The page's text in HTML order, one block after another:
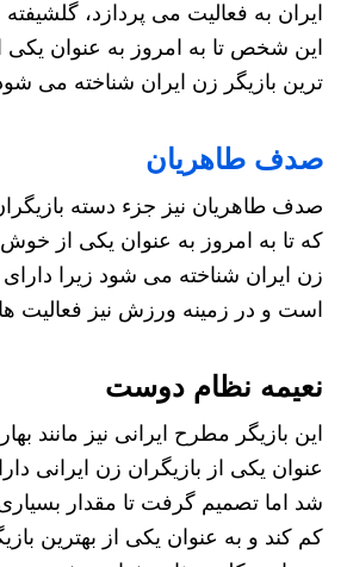
ایران به فعالیت می پردازد،
این شخص تا به امروز به عنوان
ترین بازیگر زن ایران شناخته می
صدف طاهریان
صدف طاهریان نیز جزء دسته
که تا به امروز به عنوان یکی از خوش
زن ایران شناخته می شود زیرا دارای
است و در زمینه ورزش نیز فعالیت
نعیمه نظام دوست
این بازیگر مطرح ایرانی نیز مانند
عنوان یکی از بازیگران زن ایرانی
شد اما تصمیم گرفت تا مقدار
کم کند و به عنوان یکی از بهترین